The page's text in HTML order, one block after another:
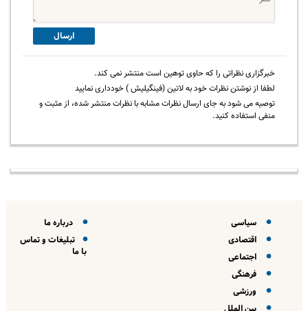
ارسال
خبرگزاری نظراتی را که حاوی توهین است منتشر نمی کند.
لطفا از نوشتن نظرات خود به لاتین (فینگیلیش ) خودداری نمایید
توصیه می شود به جای ارسال نظرات مشابه با نظرات منتشر شده، از مثبت و
منفی استفاده کنید.
سیاسی
اقتصادی
اجتماعی
فرهنگی
ورزشی
بین الملل
درباره ما
تبلیغات و تماس
با ما